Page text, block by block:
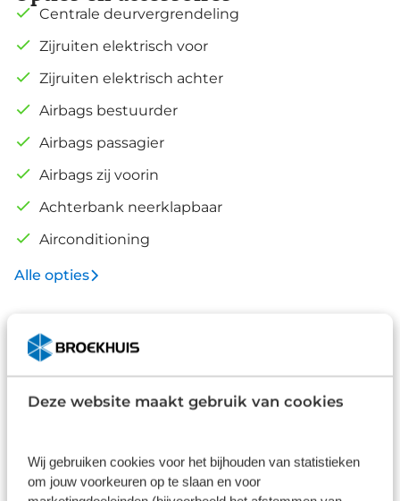
Deze website maakt gebruik van cookies
Wij gebruiken cookies voor het bijhouden van statistieken
om jouw voorkeuren op te slaan en voor
Centrale deurvergrendeling
Zijruiten elektrisch voor
Zijruiten elektrisch achter
Airbags bestuurder
Airbags passagier
Airbags zij voorin
Achterbank neerklapbaar
Airconditioning
Alle opties
Standaard in onze prijs